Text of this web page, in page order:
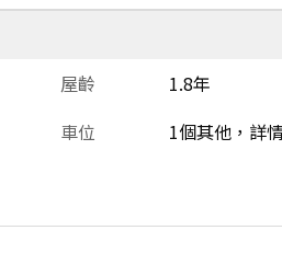
屋齡
1.8年
車位